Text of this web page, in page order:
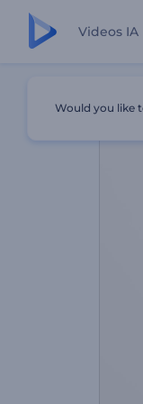
Videos IA
Would you like